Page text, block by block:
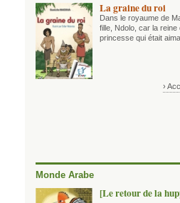
La graine du roi
Dans le royaume de
fille, Ndolo, car la
princesse qui était
›
Monde Arabe
[Le retour de la